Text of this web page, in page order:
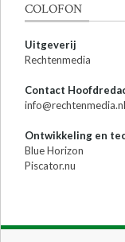
COLOFON
Uitgeverij
Rechtenmedia
Contact
info@rechtenmedia.nl
Ontwikkeling en
Blue Horizon
Piscator.nu